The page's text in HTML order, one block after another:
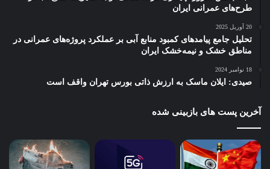
طرح‌های عمرانی ایران
20 آوریل 2025
تحلیل جامع پیامدهای کمبود منابع آبی بر عملکرد پروژه‌های عمرانی در
مناطق خشک و نیمه‌خشک ایران
18 نوامبر 2024
صیدی: ایلان ماسک به ارزش ذاتی بورس تهران واقف است
آخرین پست های بازبینی شده